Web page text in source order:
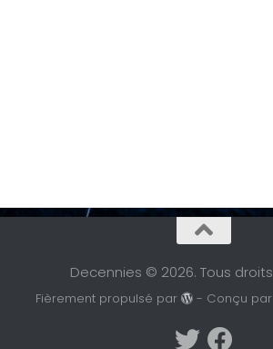
Decennies © 2026. Tous
Fièrement propulsé par - Conçu